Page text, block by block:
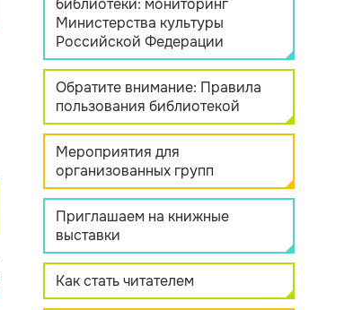
библиотеки: мониторинг
Министерства культуры
Российской Федерации
Обратите внимание: Правила
пользования библиотекой
Мероприятия для
организованных групп
Приглашаем на книжные
выставки
Как стать читателем